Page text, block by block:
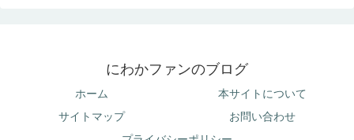
にわかファンのブログ
ホーム
本サイトについて
サイトマップ
お問い合わせ